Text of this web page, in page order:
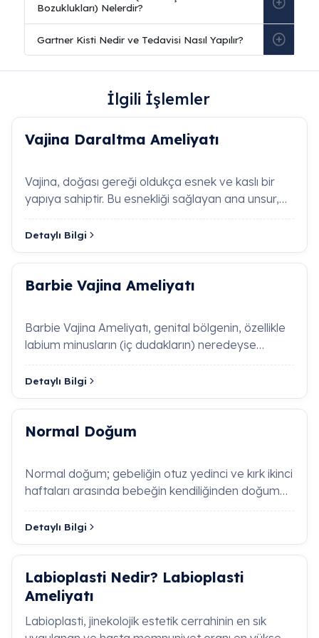
Sıkça Sorulan Sorular
Nedir?
Asherman sendromu, geçirilmiş kürtaj veya
enfeksiyonlar sonrası rahim iç duvarında gelişen
endometrial sineşi yani dokusal yapışıklık
Klinik olarak adet miktarında belirgin azalma
(hipomenore), amenore ve tekrarlayan gebelik
saptayarak doku bütünlüğünü güncel tıp
standartları uyarınca başarıyla restore etmektedir.
Hiperemezis Gravidarum (Aşırı Gebelik
Bulantısı) Nedir?
Prematür Overyen Yetmezlik (Erken
Yumurtalık Yetmezliği) Nedir?
Koryon Villus Örneklemesi (CVS) Nedir och
İntrauterin Gelişme Geriliği (IUGR) Nedir, Nasıl
Anlaşılır?
İlgili İşlemler
Vajina Daraltma Ameliyatı
Vajina, doğası gereği oldukça esnek ve kaslı bir
yapıya sahiptir. Bu esnekliği sağlayan ana unsur,
vajina duvarlarını çevreley…
Detaylı Bilgi
Barbie Vajina Ameliyatı
Barbie Vajina Ameliyatı, genital bölgenin, özellikle
labium minusların (iç dudakların) neredeyse
tamamen görünmez…
Detaylı Bilgi
Normal Doğum
Normal doğum; gebeliğin otuz yedinci ve kırk ikinci
haftaları arasında bebeğin kendiliğinden doğum
kanalına girmesiyle başlayan fizyolojik b…
Detaylı Bilgi
Labioplasti Nedir? Labioplasti
Ameliyatı
Labioplasti, jinekolojik estetik cerrahinin en sık